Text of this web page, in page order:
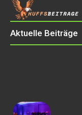
Aktuelle Beiträge